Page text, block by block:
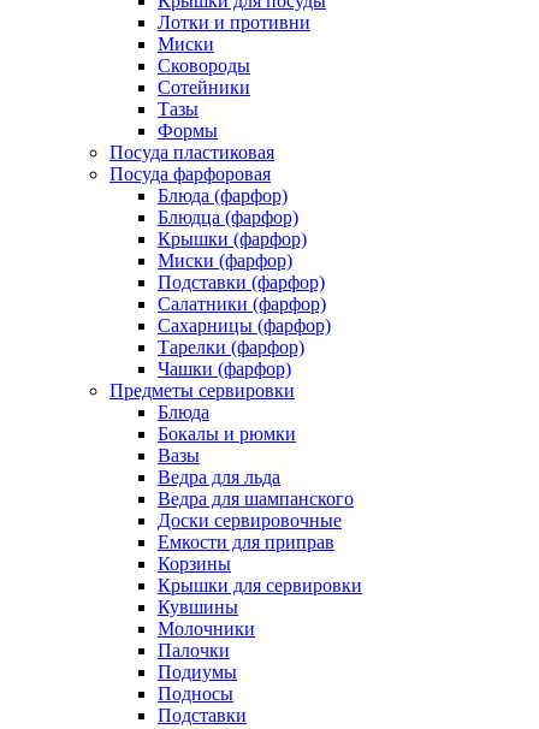
Лотки и противни
Миски
Сковороды
Сотейники
Тазы
Формы
Посуда пластиковая
Посуда фарфоровая
Блюда (фарфор)
Блюдца (фарфор)
Крышки (фарфор)
Миски (фарфор)
Подставки (фарфор)
Салатники (фарфор)
Сахарницы (фарфор)
Тарелки (фарфор)
Чашки (фарфор)
Предметы сервировки
Блюда
Бокалы и рюмки
Вазы
Ведра для льда
Ведра для шампанского
Доски сервировочные
Емкости для приправ
Корзины
Крышки для сервировки
Кувшины
Молочники
Палочки
Подиумы
Подносы
Подставки